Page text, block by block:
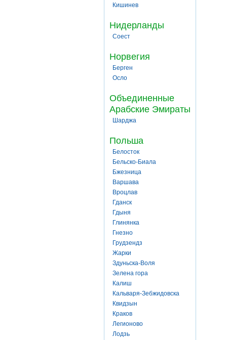
Кишинев
Нидерланды
Соест
Норвегия
Берген
Осло
Объединенные
Арабские Эмираты
Шарджа
Польша
Белосток
Бельско-Биала
Бжезница
Варшава
Вроцлав
Гданск
Гдыня
Глинянка
Гнезно
Грудзендз
Жарки
Здуньска-Воля
Зелена гора
Калиш
Кальваря-Зебжидовска
Квидзын
Краков
Легионово
Лодзь